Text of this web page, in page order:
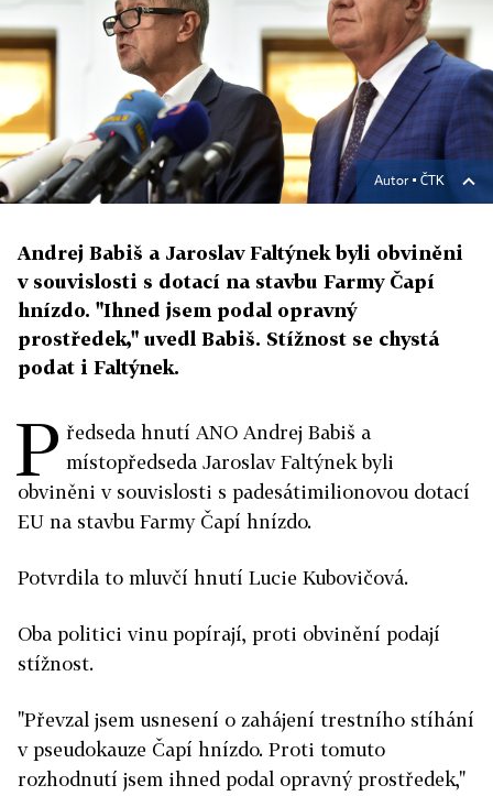
Autor ▪ ČTK
Andrej Babiš a Jaroslav Faltýnek byli obviněni
v souvislosti s dotací na stavbu Farmy Čapí
hnízdo. "Ihned jsem podal opravný
prostředek," uvedl Babiš. Stížnost se chystá
podat i Faltýnek.
P ředseda hnutí ANO Andrej Babiš a
místopředseda Jaroslav Faltýnek byli
obviněni v souvislosti s padesátimilionovou dotací
EU na stavbu Farmy Čapí hnízdo.
Potvrdila to mluvčí hnutí Lucie Kubovičová.
Oba politici vinu popírají, proti obvinění podají
stížnost.
"Převzal jsem usnesení o zahájení trestního stíhání
v pseudokauze Čapí hnízdo. Proti tomuto
rozhodnutí jsem ihned podal opravný prostředek,"